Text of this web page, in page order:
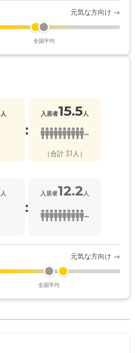
元気な方向け →
全国平均
人
:
入居者15.5人
...
（合計 31人）
人
:
入居者12.2人
...
元気な方向け →
全国平均